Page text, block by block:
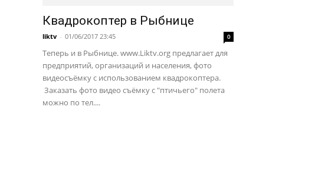
Квадрокоптер в Рыбнице
liktv - 01/06/2017 23:45 0
Теперь и в Рыбнице. www.Liktv.org предлагает для
предприятий, организаций и населения, фото
видеосъёмку с использованием квадрокоптера.
Заказать фото видео съёмку с "птичьего" полета
можно по тел....